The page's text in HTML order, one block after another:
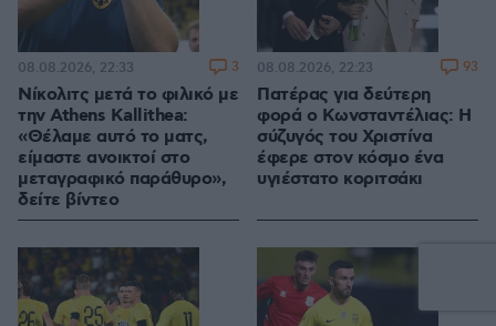
Νίκολιτς μετά το φιλικό με
την Athens Kallithea:
«Θέλαμε αυτό το ματς,
είμαστε ανοικτοί στο
μεταγραφικό παράθυρο»,
δείτε βίντεο
08.08.2026, 22:33 3
Πατέρας για δεύτερη
φορά ο Κωνσταντέλιας: Η
σύζυγός του Χριστίνα
έφερε στον κόσμο ένα
υγιέστατο κοριτσάκι
08.08.2026, 22:23 93